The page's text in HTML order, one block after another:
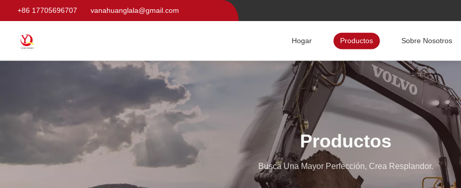
+86 17705696707 vanahuanglala@gmail.com
Hogar Productos Sobre Nosotros
Productos
Busca Una Mayor Perfección, Crea Resplandor.